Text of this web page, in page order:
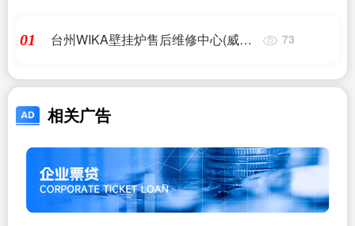
01
台州WIKA壁挂炉售后维修中心(威能
73
相关广告